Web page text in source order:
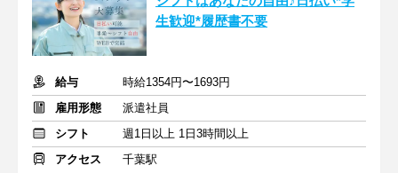
生歓迎*履歴書不要
給与
時給1354円〜1693円
雇用形態
派遣社員
シフト
週1日以上 1日3時間以上
アクセス
千葉駅